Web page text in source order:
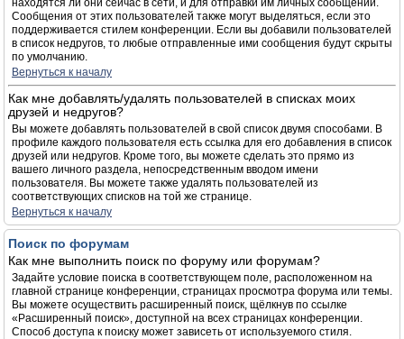
находятся ли они сейчас в сети, и для отправки им личных сообщений.
Сообщения от этих пользователей также могут выделяться, если это
поддерживается стилем конференции. Если вы добавили пользователей
в список недругов, то любые отправленные ими сообщения будут скрыты
по умолчанию.
Вернуться к началу
Как мне добавлять/удалять пользователей в списках моих
друзей и недругов?
Вы можете добавлять пользователей в свой список двумя способами. В
профиле каждого пользователя есть ссылка для его добавления в список
друзей или недругов. Кроме того, вы можете сделать это прямо из
вашего личного раздела, непосредственным вводом имени
пользователя. Вы можете также удалять пользователей из
соответствующих списков на той же странице.
Вернуться к началу
Поиск по форумам
Как мне выполнить поиск по форуму или форумам?
Задайте условие поиска в соответствующем поле, расположенном на
главной странице конференции, страницах просмотра форума или темы.
Вы можете осуществить расширенный поиск, щёлкнув по ссылке
«Расширенный поиск», доступной на всех страницах конференции.
Способ доступа к поиску может зависеть от используемого стиля.